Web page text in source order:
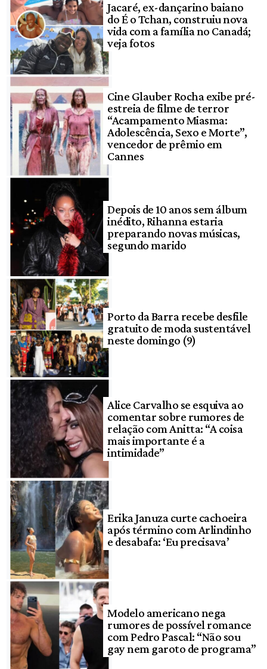
Jacaré, ex-dançarino baiano
do É o Tchan, construiu nova
vida com a família no Canadá;
veja fotos
Cine Glauber Rocha exibe pré-
estreia de filme de terror
“Acampamento Miasma:
Adolescência, Sexo e Morte”,
vencedor de prêmio em
Cannes
Depois de 10 anos sem álbum
inédito, Rihanna estaria
preparando novas músicas,
segundo marido
Porto da Barra recebe desfile
gratuito de moda sustentável
neste domingo (9)
Alice Carvalho se esquiva ao
comentar sobre rumores de
relação com Anitta: “A coisa
mais importante é a
intimidade”
Erika Januza curte cachoeira
após término com Arlindinho
e desabafa: ‘Eu precisava’
Modelo americano nega
rumores de possível romance
com Pedro Pascal: “Não sou
gay nem garoto de programa”